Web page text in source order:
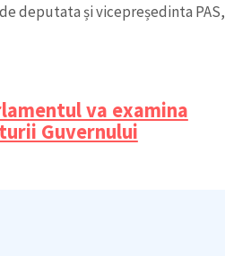
deputata și vicepreședinta PAS,
va examina
Guvernului